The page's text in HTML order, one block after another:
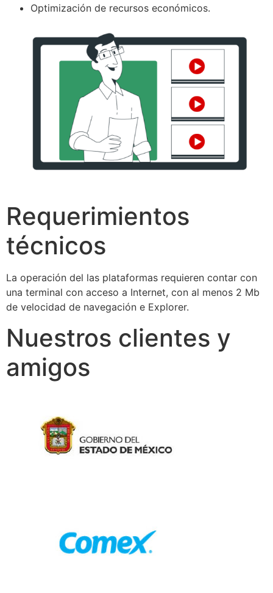
Optimización de recursos económicos.
Requerimientos
técnicos
La operación del las plataformas requieren contar con
una terminal con acceso a Internet, con al menos 2 Mb
de velocidad de navegación e Explorer.
Nuestros clientes y
amigos